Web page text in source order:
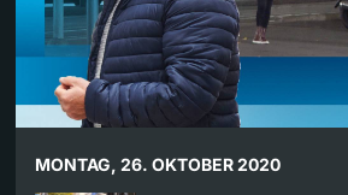
MONTAG, 26. OKTOBER 2020